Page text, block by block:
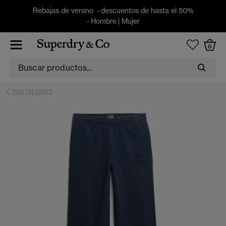
Rebajas de verano - descuentos de hasta el 50%
- Hombre| Mujer
0
PANTALONES